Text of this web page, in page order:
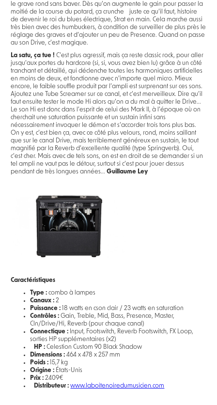
le grave rond sans baver. Dès qu’on augmente le gain pour passer la
moitié de la course du potard, ça crunche juste ce qu’il faut, histoire
de devenir le roi du blues électrique, Strat en main. Cela marche aussi
très bien avec des humbuckers, à condition de surveiller de plus près le
réglage des graves et d’ajouter un peu de Presence. Quand on passe
au son Drive, c’est magique.
La satu, ça tue ! C’est plus agressif, mais ça reste classic rock, pour aller
jusqu’aux portes du hardcore (si, si, vous avez bien lu) grâce à un côté
tranchant et détaillé, qui déclenche toutes les harmoniques artificielles
en moins de deux, et fonctionne avec n’importe quel micro. Mieux
encore, le faible souffle produit par l’ampli est surprenant sur ces sons.
Ajoutez une Tube Screamer sur ce canal, et c’est merveilleux. Dire qu’il
faut ensuite tester le mode Hi alors qu’on a du mal à quitter le Drive...
Le son Hi est donc dans l’esprit de celui des Mark II, à l’époque où on
cherchait une saturation puissante et un sustain infini sans
nécessairement invoquer le démon et s’accorder trois tons plus bas.
On y est, c’est bien ça, avec ce côté plus velours, rond, moins saillant
que sur le canal Drive, mais terriblement généreux en sustain, le tout
magnifié par la Reverb d’excellente qualité (type Springverb). Oui,
c’est cher. Mais avec de tels sons, on est en droit de se demander si un
tel ampli ne vaut pas le détour, surtout si c’est pour jouer dessus
pendant de très longues années...Guillaume Ley
Caractéristiques
Type :combo à lampes
Canaux : 2
Puissance : 18 watts en cson clair / 23 watts en saturation
Contrôles :Gain, Treble, Mid, Bass, Presence, Master,
Cln/Drive/Hi, Reverb (pour chaque canal)
Connectique : Input, Footswitch, Reverb Footswitch, FX Loop,
sorties HP supplémentaires (x2)
HP :Celestion Custom 90 Black Shadow
Dimensions :464 x 478 x 257 mm
Poids : 15,7 kg
Origine : États-Unis
Prix : 2409€
Distributeur :www.laboitenoiredumusicien.com